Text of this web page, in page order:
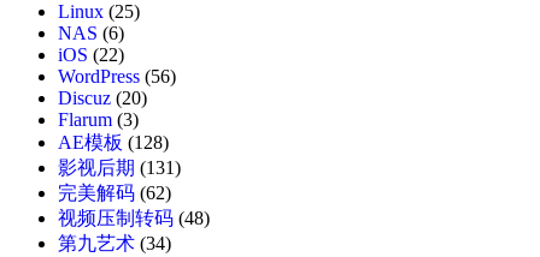
Linux (25)
NAS (6)
iOS (22)
WordPress (56)
Discuz (20)
Flarum (3)
AE模板 (128)
影视后期 (131)
完美解码 (62)
视频压制转码 (48)
第九艺术 (34)